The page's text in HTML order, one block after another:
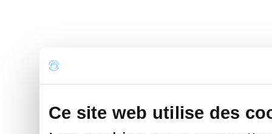
Ce site web utilise des